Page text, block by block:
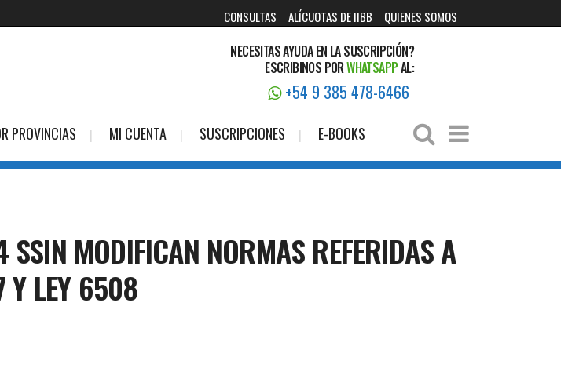
CONSULTAS ALÍCUOTAS DE IIBB QUIENES SOMOS
NECESITAS AYUDA EN LA SUSCRIPCIÓN?
ESCRIBINOS PORWHATSAPPAL:
+54 9 385 478-6466
PROVINCIAS MI CUENTA SUSCRIPCIONES E-BOOKS
MODIFICAN NORMAS REFERIDAS A
Y LEY 6508